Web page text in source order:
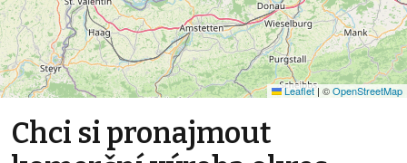
Leaflet | ©OpenStreetMap
Chci si pronajmout